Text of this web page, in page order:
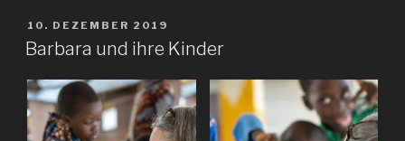
VERÖFFENTLICHT
AM
10. DEZEMBER 2019
Barbara und ihre Kinder